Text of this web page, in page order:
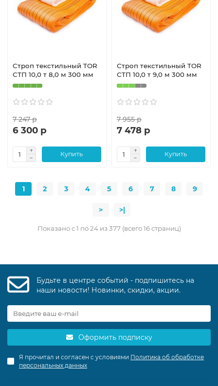
Строп текстильный TOR
СТП 10,0 т 8,0 м 300 мм
7 247 р
6 300 р
Купить
Строп текстильный TOR
СТП 10,0 т 9,0 м 300 мм
7 955 р
7 478 р
Купить
1 2 3 4 5 6 7 8 9
> >|
Показано с 1 по 24 из 377 (всего 16 страниц)
Будьте в центре событий - подпишитесь на
наши новости! Новинки, скидки, акции.
Оформить подписку
Я прочитал и согласен с условиями Политика об обработке
персональных данных